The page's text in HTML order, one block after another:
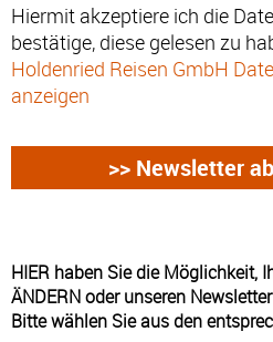
Hiermit akzeptiere ich die
bestätige, diese gelesen zu
Holdenried Reisen GmbH
anzeigen
HIER haben Sie die Möglichkeit,
ÄNDERN oder unseren
Bitte wählen Sie aus den